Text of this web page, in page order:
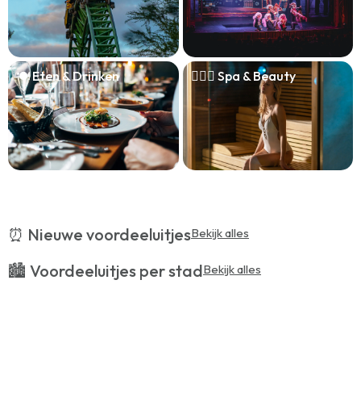
🍽️ Eten & Drinken 🧖🏻‍♀️ Spa & Beauty
⏰ Nieuwe voordeeluitjesBekijk alles
🏙️ Voordeeluitjes per stadBekijk alles